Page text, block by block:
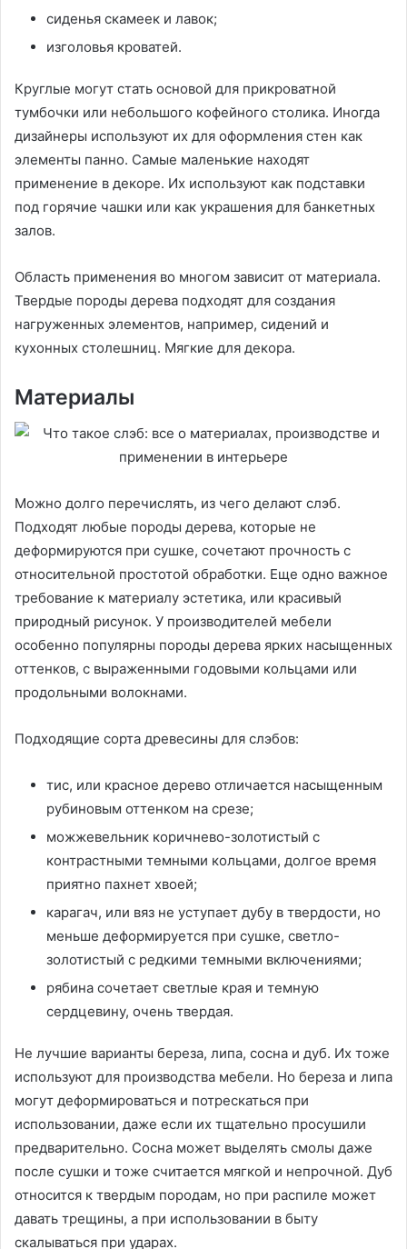
сиденья скамеек и лавок;
изголовья кроватей.
Круглые могут стать основой для прикроватной
тумбочки или небольшого кофейного столика. Иногда
дизайнеры используют их для оформления стен как
элементы панно. Самые маленькие находят
применение в декоре. Их используют как подставки
под горячие чашки или как украшения для банкетных
залов.
Область применения во многом зависит от материала.
Твердые породы дерева подходят для создания
нагруженных элементов, например, сидений и
кухонных столешниц. Мягкие для декора.
Материалы
Можно долго перечислять, из чего делают слэб.
Подходят любые породы дерева, которые не
деформируются при сушке, сочетают прочность с
относительной простотой обработки. Еще одно важное
требование к материалу эстетика, или красивый
природный рисунок. У производителей мебели
особенно популярны породы дерева ярких насыщенных
оттенков, с выраженными годовыми кольцами или
продольными волокнами.
Подходящие сорта древесины для слэбов:
тис, или красное дерево отличается насыщенным
рубиновым оттенком на срезе;
можжевельник коричнево-золотистый с
контрастными темными кольцами, долгое время
приятно пахнет хвоей;
карагач, или вяз не уступает дубу в твердости, но
меньше деформируется при сушке, светло-
золотистый с редкими темными включениями;
рябина сочетает светлые края и темную
сердцевину, очень твердая.
Не лучшие варианты береза, липа, сосна и дуб. Их тоже
используют для производства мебели. Но береза и липа
могут деформироваться и потрескаться при
использовании, даже если их тщательно просушили
предварительно. Сосна может выделять смолы даже
после сушки и тоже считается мягкой и непрочной. Дуб
относится к твердым породам, но при распиле может
давать трещины, а при использовании в быту
скалываться при ударах.